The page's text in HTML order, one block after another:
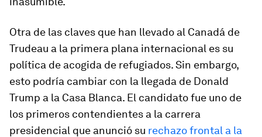
Otra de las claves que han llevado al Canadá de
Trudeau a la primera plana internacional es su
política de acogida de refugiados. Sin embargo,
esto podría cambiar con la llegada de Donald
Trump a la Casa Blanca. El candidato fue uno de
los primeros contendientes a la carrera
presidencial que anunció su rechazo frontal a la